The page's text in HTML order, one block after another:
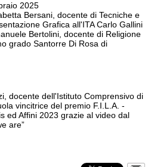
2025
Bersani, docente di Tecniche e
Grafica all'ITA Carlo Gallini
Bertolini, docente di Religione
grado Santorre Di Rosa di
docente dell'Istituto Comprensivo di
vincitrice del premio F.I.L.A. -
ed Affini 2023 grazie al video dal
are”